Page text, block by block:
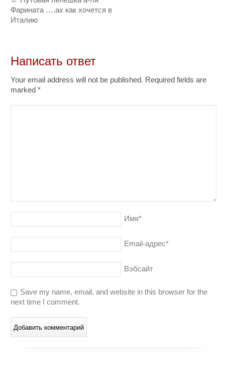
Фарината ….ах как хочется в
Италию
Написать ответ
Your email address will not be published. Required fields are
marked*
Имя*
Email-адрес*
Вэбсайт
Save my name, email, and website in this browser for the
next time I comment.